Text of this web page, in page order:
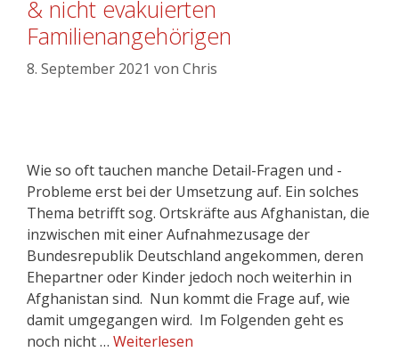
& nicht evakuierten
Familienangehörigen
8. September 2021 von Chris
Wie so oft tauchen manche Detail-Fragen und -
Probleme erst bei der Umsetzung auf. Ein solches
Thema betrifft sog. Ortskräfte aus Afghanistan, die
inzwischen mit einer Aufnahmezusage der
Bundesrepublik Deutschland angekommen, deren
Ehepartner oder Kinder jedoch noch weiterhin in
Afghanistan sind. Nun kommt die Frage auf, wie
damit umgegangen wird. Im Folgenden geht es
noch nicht … Weiterlesen